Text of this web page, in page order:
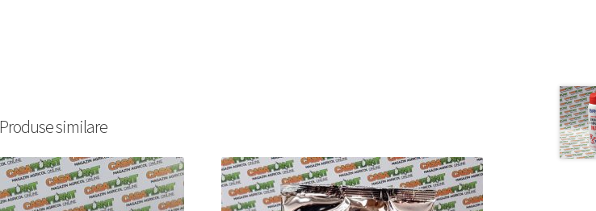
Produse similare